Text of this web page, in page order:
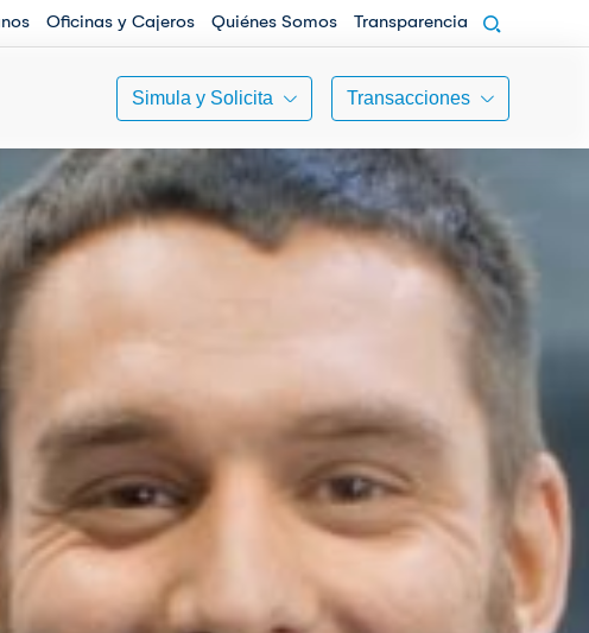
Oficinas y Cajeros Quiénes Somos Transparencia
Simula y Solicita Transacciones